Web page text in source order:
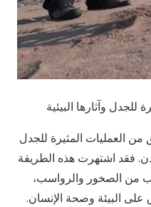
للجدل وآثارها البيئية
من العمليات المثيرة للجدل
فقد اشتهرت هذه الطريقة
من الصخور والرواسب،
على البيئة وصحة الإنسان.